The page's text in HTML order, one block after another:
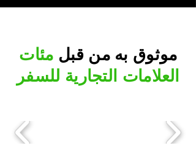
موثوق به من قبل مئات
العلامات التجارية للسفر